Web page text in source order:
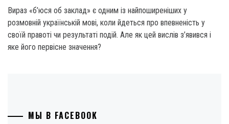
Вираз «б’юся об заклад» є одним із найпоширеніших у
розмовній українській мові, коли йдеться про впевненість у
своїй правоті чи результаті подій. Але як цей вислів з’явився і
яке його первісне значення?
МЫ В FACEBOOK